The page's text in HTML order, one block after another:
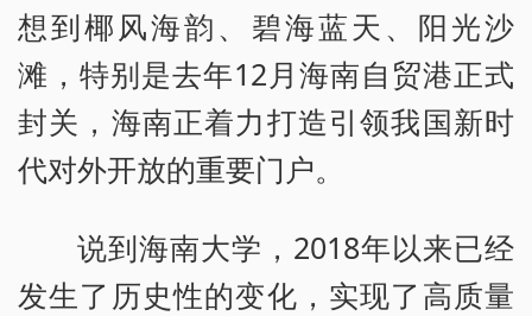
想到椰风海韵、碧海蓝天、阳光沙
滩，特别是去年12月海南自贸港正式
封关，海南正着力打造引领我国新时
代对外开放的重要门户。
说到海南大学，2018年以来已经
发生了历史性的变化，实现了高质量